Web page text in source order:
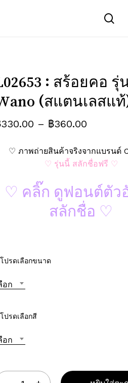
: สร้อยคอ รุ่
(สแตนเลสแท้
330.00 – ฿360.00
฿330.00
through
฿360.00
♡ ภาพถ่ายสินค้าจริงจากแบรนด์
♡ รุ่นนี้ สลักชื่อฟรี ♡
♡ คลิ๊ก ดูฟอนต์ตัว
สลักชื่อ ♡
โปรดเลือกขนาด
อก
โปรดเลือกสี
อก
: สร้อยคอ รุ่น
อีเมล*
ฉันบนเบราว์เซอร์นี้ สำหรับการแสดงคว